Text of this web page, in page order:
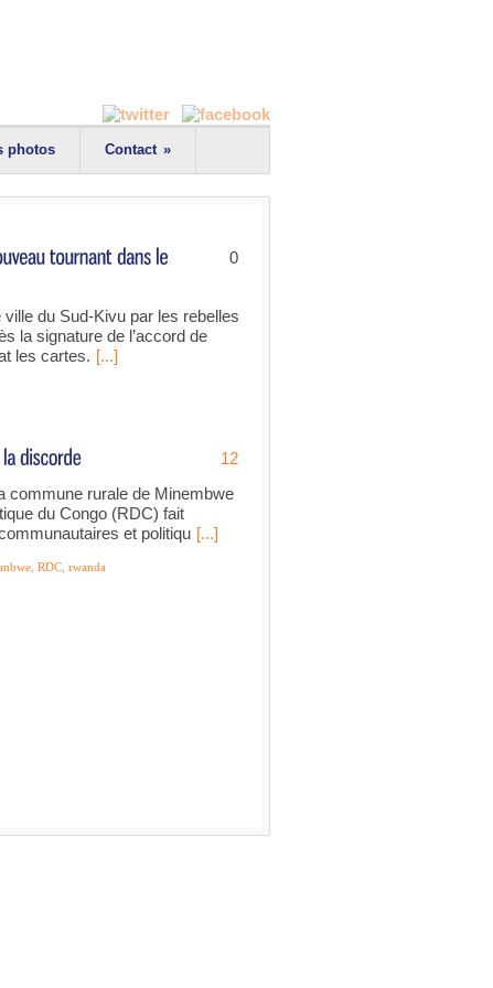
photos Contact »
0
du Sud-Kivu par les rebelles
la signature de l’accord de
les cartes. [...]
12
commune rurale de Minembwe
du Congo (RDC) fait
et politiqu [...]
RDC rwanda